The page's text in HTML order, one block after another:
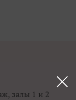
залы 1 и 2